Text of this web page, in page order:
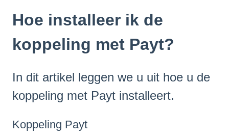
Hoe installeer ik de
koppeling met Payt?
In dit artikel leggen we u uit hoe u de
koppeling met Payt installeert.
Koppeling Payt